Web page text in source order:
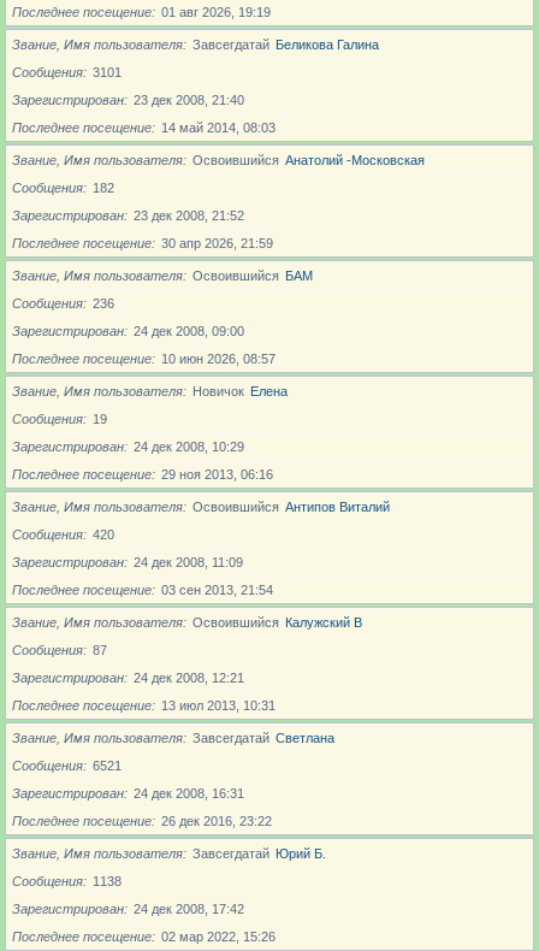
Последнее посещение
01 авг 2026, 19:19
Звание, Имя пользователя Завсегдатай Беликова Галина
Сообщения
3101
Зарегистрирован
23 дек 2008, 21:40
Последнее посещение
14 май 2014, 08:03
Звание, Имя пользователя Освоившийся Анатолий -Московская
Сообщения
182
Зарегистрирован
23 дек 2008, 21:52
Последнее посещение
30 апр 2026, 21:59
Звание, Имя пользователя Освоившийся БАМ
Сообщения
236
Зарегистрирован
24 дек 2008, 09:00
Последнее посещение
10 июн 2026, 08:57
Звание, Имя пользователя Новичoк Елена
Сообщения
19
Зарегистрирован
24 дек 2008, 10:29
Последнее посещение
29 ноя 2013, 06:16
Звание, Имя пользователя Освоившийся Антипов Виталий
Сообщения
420
Зарегистрирован
24 дек 2008, 11:09
Последнее посещение
03 сен 2013, 21:54
Звание, Имя пользователя Освоившийся Калужский В
Сообщения
87
Зарегистрирован
24 дек 2008, 12:21
Последнее посещение
13 июл 2013, 10:31
Звание, Имя пользователя Завсегдатай Светлана
Сообщения
6521
Зарегистрирован
24 дек 2008, 16:31
Последнее посещение
26 дек 2016, 23:22
Звание, Имя пользователя Завсегдатай Юрий Б.
Сообщения
1138
Зарегистрирован
24 дек 2008, 17:42
Последнее посещение
02 мар 2022, 15:26